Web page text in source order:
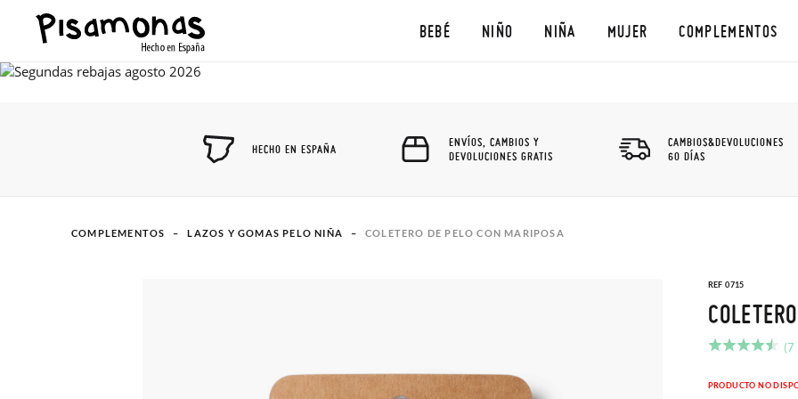
BEBÉ NIÑO NIÑA MUJER COMPLEMENTOS
HECHO EN ESPAÑA
ENVÍOS, CAMBIOS Y
DEVOLUCIONES GRATIS
CAMBIOS&DEVOLUCIONES
60 DÍAS
COMPLEMENTOS LAZOS Y GOMAS PELO NIÑA COLETERO DE PELO CON MARIPOSA
REF 0715
(7
PRODUCTO NO